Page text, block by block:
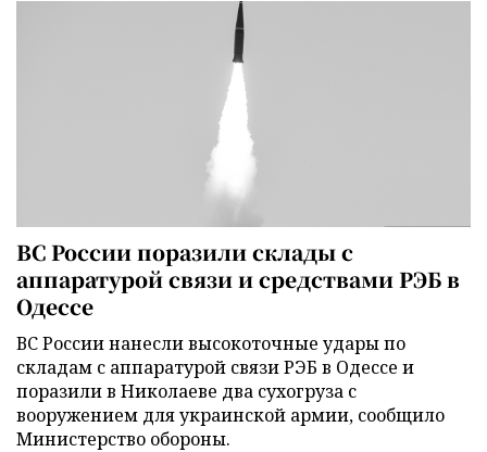
ВС России поразили склады с
аппаратурой связи и средствами РЭБ в
Одессе
ВС России нанесли высокоточные удары по
складам с аппаратурой связи РЭБ в Одессе и
поразили в Николаеве два сухогруза с
вооружением для украинской армии, сообщило
Министерство обороны.